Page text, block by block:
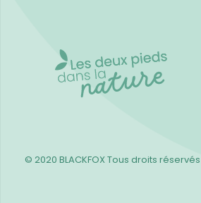
© 2020 BLACKFOXTous droits réservés